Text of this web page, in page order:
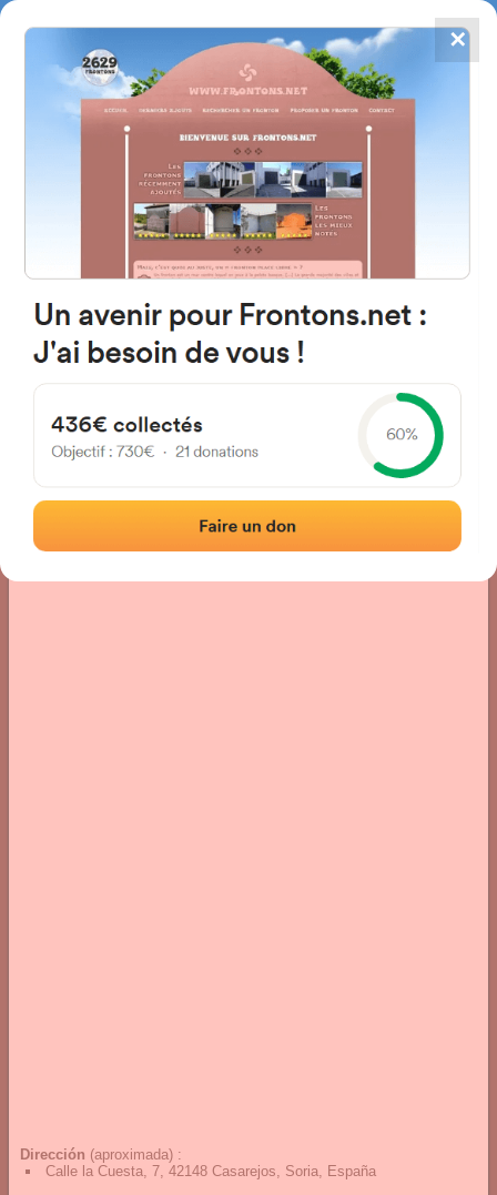
FRONTONS.NET
BUSCAR UN FRONTÓN
AÑADIR UN FRONTÓN
4784
frontones
42148 Casarejos, Soria Espagne
Fotos Comentarios y reseñas
Dirección (aproximada) :
Calle la Cuesta, 7, 42148 Casarejos, Soria, España
✕